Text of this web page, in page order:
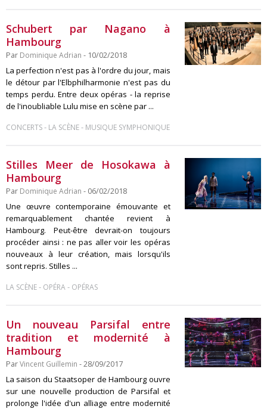
Schubert par Nagano à
Hambourg
Par Dominique Adrian - 10/02/2018
La perfection n'est pas à l'ordre du jour, mais
le détour par l'Elbphilharmonie n'est pas du
temps perdu. Entre deux opéras - la reprise
de l'inoubliable Lulu mise en scène par ...
CONCERTS- LA SCÈNE- MUSIQUE SYMPHONIQUE
Stilles Meer de Hosokawa à
Hambourg
Par Dominique Adrian - 06/02/2018
Une œuvre contemporaine émouvante et
remarquablement chantée revient à
Hambourg. Peut-être devrait-on toujours
procéder ainsi : ne pas aller voir les opéras
nouveaux à leur création, mais lorsqu'ils
sont repris. Stilles ...
LA SCÈNE- OPÉRA- OPÉRAS
Un nouveau Parsifal entre
tradition et modernité à
Hambourg
ParVincent Guillemin - 28/09/2017
La saison du Staatsoper de Hambourg ouvre
sur une nouvelle production de Parsifal et
prolonge l'idée d'un alliage entre modernité